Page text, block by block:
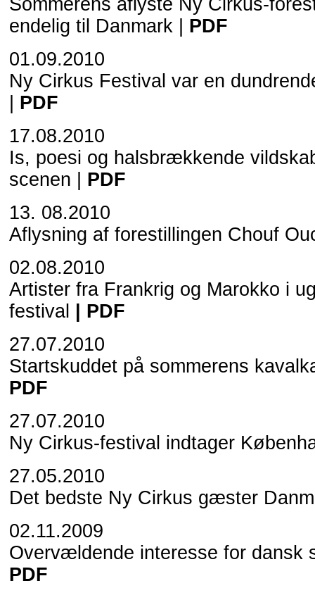
Sommerens aflyste Ny Cirkus-
endelig til Danmark | PDF
01.09.2010
Ny Cirkus Festival var en
PDF
17.08.2010
Is, poesi og halsbrækkende
scenen | PDF
13. 08.2010
Aflysning af forestillingen Chouf
02.08.2010
Artister fra Frankrig og Marokko i
festival
PDF
27.07.2010
Startskuddet på sommerens
PDF
27.07.2010
Ny Cirkus-festival indtager
27.05.2010
Det bedste Ny Cirkus gæster
02.11.2009
Overvældende interesse for dansk
PDF